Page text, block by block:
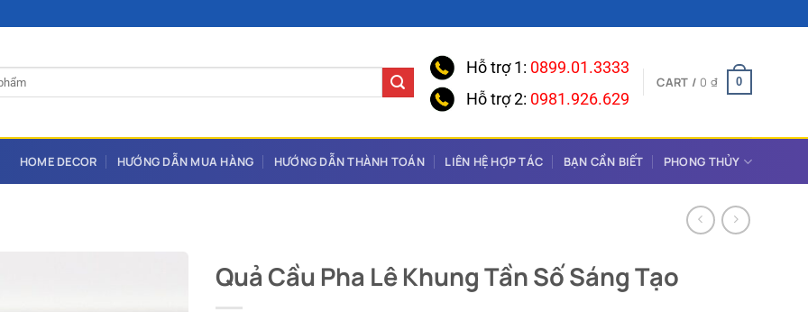
Hỗ trợ 1: 0899.01.3333
Hỗ trợ 2: 0981.926.629
CART / 0 ₫ 0
HOME DECOR HƯỚNG DẪN MUA HÀNG HƯỚNG DẪN THÀNH TOÁN LIÊN HỆ HỢP TÁC BẠN CẦN BIẾT PHONG THỦY
Quả Cầu Pha Lê Khung Tần Số Sáng Tạo